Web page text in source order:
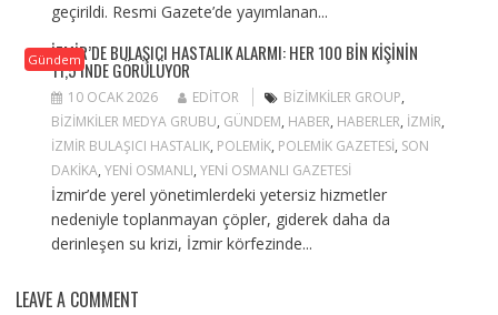
geçirildi. Resmi Gazete’de yayımlanan...
Gündem
İZMIR’DE BULAŞICI HASTALIK ALARMI: HER 100 BIN KIŞININ
11,5’INDE GÖRÜLÜYOR
10 OCAK 2026 EDITOR BIZIMKILER GROUP,
BIZIMKILER MEDYA GRUBU, GÜNDEM, HABER, HABERLER, IZMIR,
IZMIR BULAŞICI HASTALIK, POLEMIK, POLEMIK GAZETESI, SON
DAKIKA, YENI OSMANLI, YENI OSMANLI GAZETESI
İzmir’de yerel yönetimlerdeki yetersiz hizmetler
nedeniyle toplanmayan çöpler, giderek daha da
derinleşen su krizi, İzmir körfezinde...
LEAVE A COMMENT